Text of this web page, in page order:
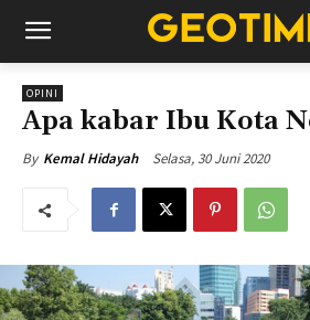
OPINI
Apa kabar Ibu Kota
By Kemal Hidayah Selasa, 30 Juni 2020